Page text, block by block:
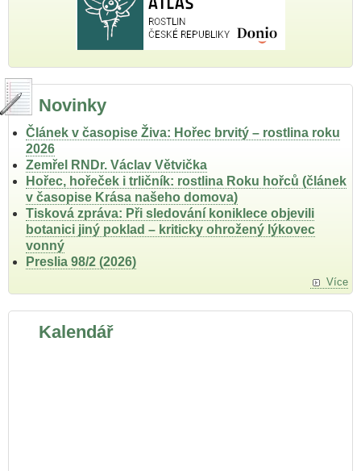
Novinky
Článek v časopise Živa: Hořec brvitý – rostlina roku
2026
Zemřel RNDr. Václav Větvička
Hořec, hořeček i trličník: rostlina Roku hořců (článek
v časopise Krása našeho domova)
Tisková zpráva: Při sledování koniklece objevili
botanici jiný poklad – kriticky ohrožený lýkovec
vonný
Preslia 98/2 (2026)
Více
Kalendář